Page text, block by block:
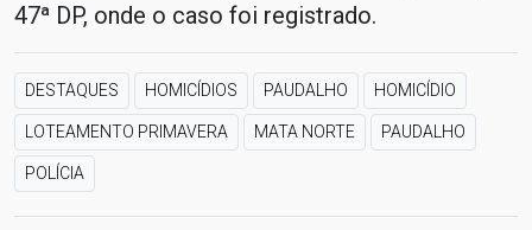
47ª DP, onde o caso foi registrado.
DESTAQUES HOMICÍDIOS PAUDALHO HOMICÍDIO
LOTEAMENTO PRIMAVERA MATA NORTE PAUDALHO
POLÍCIA